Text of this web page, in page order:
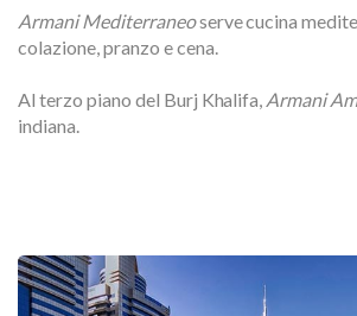
Armani Mediterraneoserve cucina
colazione, pranzo e cena.
Al terzo piano del Burj Khalifa, Armani
indiana.